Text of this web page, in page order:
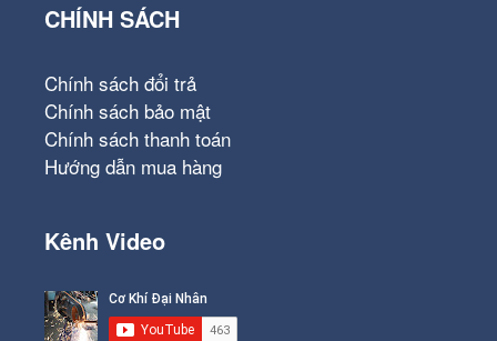
CHÍNH SÁCH
Chính sách đổi trả
Chính sách bảo mật
Chính sách thanh toán
Hướng dẫn mua hàng
Kênh Video